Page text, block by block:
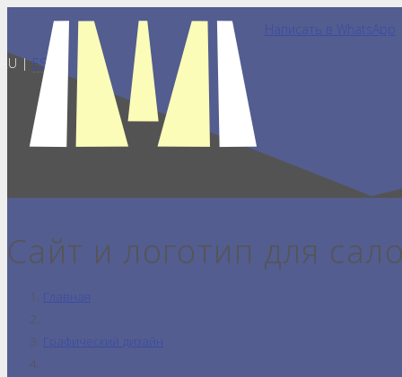
Написать в WhatsApp
RU |ES
Сайт и логотип для
Графический дизайн